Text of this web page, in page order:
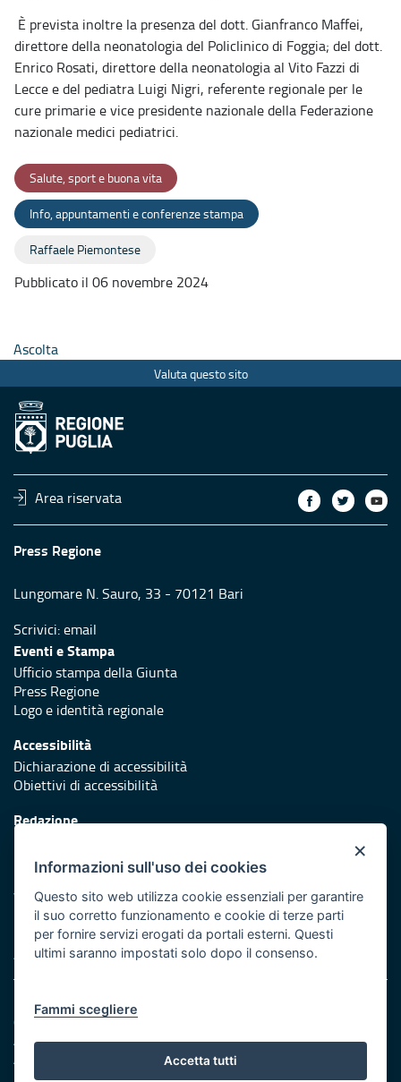
È prevista inoltre la presenza del dott. Gianfranco Maffei,
direttore della neonatologia del Policlinico di Foggia; del dott.
Enrico Rosati, direttore della neonatologia al Vito Fazzi di
Lecce e del pediatra Luigi Nigri, referente regionale per le
cure primarie e vice presidente nazionale della Federazione
nazionale medici pediatrici.
Salute, sport e buona vita
Info, appuntamenti e conferenze stampa
Raffaele Piemontese
Pubblicato il 06 novembre 2024
Ascolta
Valuta questo sito
Area riservata
Press Regione
Lungomare N. Sauro, 33 - 70121 Bari
Scrivici:email
Eventi e Stampa
Ufficio stampa della Giunta
Press Regione
Logo e identità regionale
Accessibilità
Dichiarazione di accessibilità
Obiettivi di accessibilità
Redazione
Protezione civile
Vai al sito di Protezione Civile Puglia
Iniziativa finanziata con risorse del POR Puglia 2014/2020 -
Asse XI
Note legali
Cookie e privacy
Amministrazione trasparente
Atti di notifica
Feed RSS
×
Informazioni sull'uso dei cookies
Questo sito web utilizza cookie essenziali per garantire
il suo corretto funzionamento e cookie di terze parti
per fornire servizi erogati da portali esterni. Questi
ultimi saranno impostati solo dopo il consenso.
Fammi scegliere
Accetta tutti